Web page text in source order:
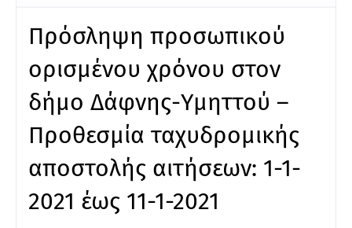
Πρόσληψη προσωπικού
ορισμένου χρόνου στον
δήμο Δάφνης-Υμηττού –
Προθεσμία ταχυδρομικής
αποστολής αιτήσεων: 1-1-
2021 έως 11-1-2021